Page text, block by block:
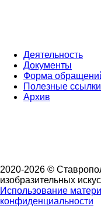
Деятельность
Документы
Форма
Полезные ссылки
Архив
2020-2026 ©
изобразительных
Использование
конфиденциальности